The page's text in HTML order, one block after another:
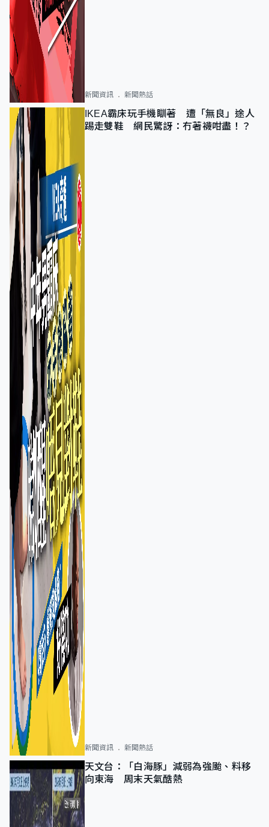
新聞資訊 新聞熱話
IKEA霸床玩手機瞓著 遭「無良」途人
踢走雙鞋 網民驚訝：冇著襪咁盡！？
新聞資訊 新聞熱話
天文台：「白海豚」減弱為強颱、料移
向東海 周末天氣酷熱